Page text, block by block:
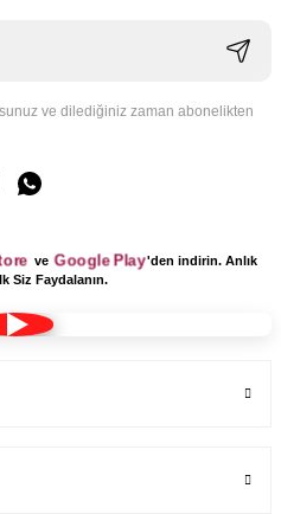
ve dilediğiniz zaman abonelikten
ve Google Play 'den indirin. Anlık
Siz Faydalanın.